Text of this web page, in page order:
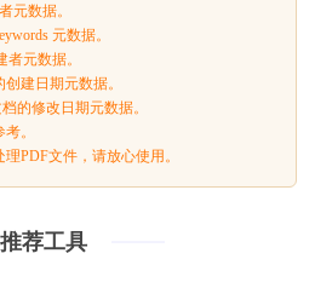
元数据。
元数据。
者元数据。
创建日期元数据。
的修改日期元数据。
。
PDF文件，请放心使用。
推荐工具